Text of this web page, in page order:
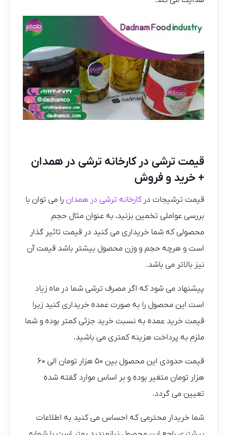
قیمت ترشی در کارخانه ترشی در همدان
+ خرید و فروش
قیمت ترشیجات درکارخانه ترشی در همدان را می توان با
بررسی عواملی تخمین بزنید، به عنوان مثال حجم
محصولی که شما خریداری می کنید در قیمت تاثیر گذار
است و هرچه حجم و وزن محصول بیشتر باشد قیمت آن
نیز بالاتر می باشد.
پیشنهاد می شود که اگر مصرف ترشی شما در ماه زیاد
است این محصول را به صورت عمده خریداری کنید زیرا
قیمت خرید عمده به نسبت خرید جزئی کمتر بوده و شما
ملزم به پرداخت هزینه کمتری می باشید.
قیمت حدودی این محصول بین ۵۰ هزار تومان الی ۶۰
هزار تومان متغیر بوده و بر اساس موارد گفته شده
تعیین می گردد.
شما خریدار محترمی که احساس می کنید به اطلاعات